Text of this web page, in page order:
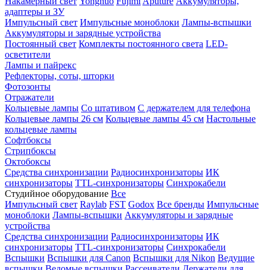
адаптеры и ЗУ
Импульсный свет Импульсные моноблоки Лампы-вспышки
Аккумуляторы и зарядные устройства
Постоянный свет Комплекты постоянного света LED-
осветители
Лампы и пайрекс
Рефлекторы, соты, шторки
Фотозонты
Отражатели
Кольцевые лампы Со штативом С держателем для телефона
Кольцевые лампы 26 см Кольцевые лампы 45 см Настольные
кольцевые лампы
Софтбоксы
Стрипбоксы
Октобоксы
Средства синхронизации Радиосинхронизаторы ИК
синхронизаторы TTL-синхронизаторы Синхрокабели
Студийное оборудование Все
Импульсный свет Raylab FST Godox Все бренды Импульсные
моноблоки Лампы-вспышки Аккумуляторы и зарядные
устройства
Средства синхронизации Радиосинхронизаторы ИК
синхронизаторы TTL-синхронизаторы Синхрокабели
Вспышки Вспышки для Canon Вспышки для Nikon Ведущие